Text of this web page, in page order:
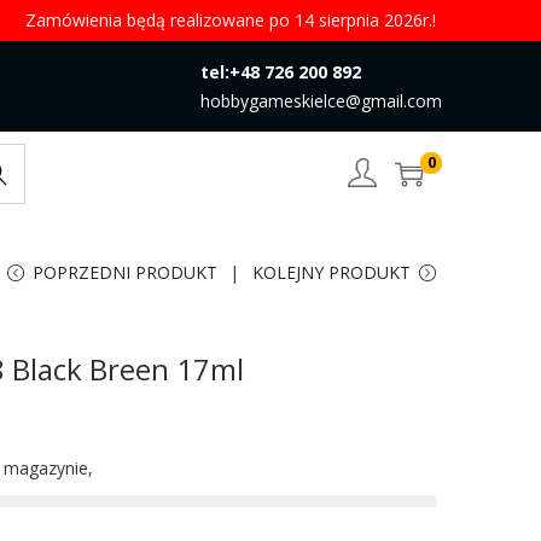
Zamówienia będą realizowane po 14 sierpnia 2026r.!
tel:+48 726 200 892
hobbygameskielce@gmail.com
0
POPRZEDNI PRODUKT KOLEJNY PRODUKT
Breen 17ml